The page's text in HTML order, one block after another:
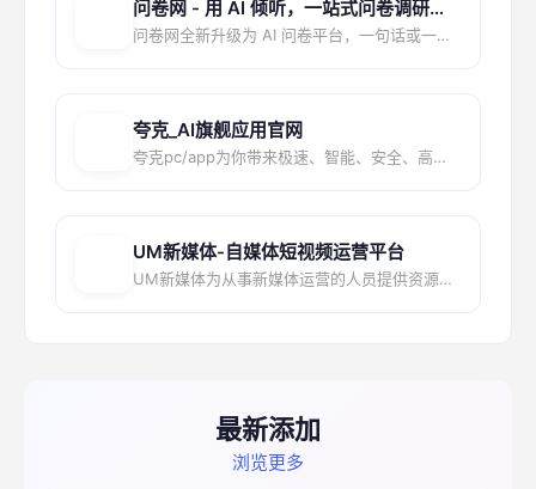
问卷网 - 用 AI 倾听，一站式问卷调研平台
问卷网全新升级为 AI 问卷平台，一句话或一份参考资料，即刻生成专属问卷。由 DeepSeek ...
夸克_AI旗舰应用官网
夸克pc/app为你带来极速、智能、安全、高效的搜索体验,找答案,找资料,找工具,办公,学习,工...
UM新媒体-自媒体短视频运营平台
UM新媒体为从事新媒体运营的人员提供资源导航，站内收录了大量自媒体资源，短视频工具，运营指南，新...
最新添加
浏览更多